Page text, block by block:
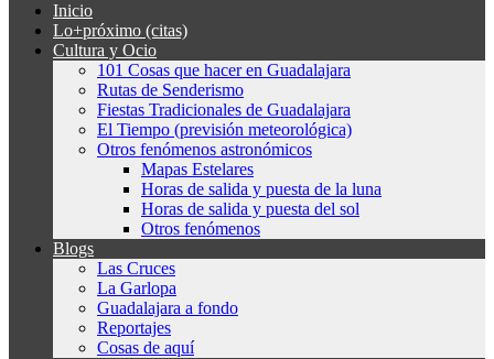
Inicio
Lo+próximo (citas)
Cultura y Ocio
101 Cosas que hacer en Guadalajara
Rutas de Senderismo
Fiestas Tradicionales de Guadalajara
El Tiempo (previsión meteorológica)
Otros fenómenos astronómicos
Mapas Estelares
Horas de salida y puesta de la luna
Horas de salida y puesta del sol
Otros fenómenos
Blogs
Las Cruces
La Garlopa
Guadalajara a fondo
Reportajes
Cosas de aquí